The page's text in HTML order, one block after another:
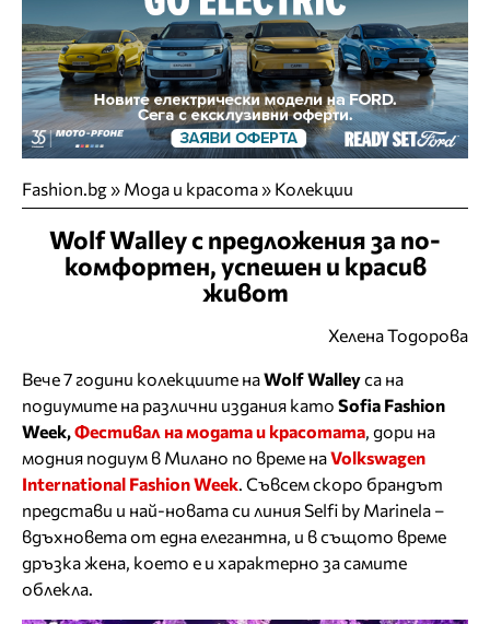
Fashion.bg» Мода и красота» Колекции
Wolf Walley с предложения за по-
комфортен, успешен и красив
живот
Хелена Тодорова
Вече 7 години колекциите наWolf Walleyса на
подиумите на различни издания като Sofia Fashion
Week,Фестивал на модата и красотата, дори на
модния подиум в Милано по време наVolkswagen
International Fashion Week. Съвсем скоро брандът
представи и най-новата си линия Selfi by Marinela –
вдъхновета от една елегантна, и в същото време
дръзка жена, което е и характерно за самите
облекла.